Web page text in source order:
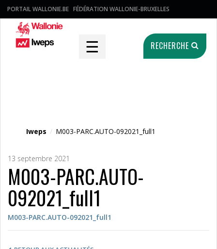
PORTAIL WALLONIE.BE FÉDÉRATION WALLONIE-BRUXELLES
☰ RECHERCHE
Iweps / M003-PARC.AUTO-092021_full1
13 septembre 2021
M003-PARC.AUTO-
092021_full1
M003-PARC.AUTO-092021_full1